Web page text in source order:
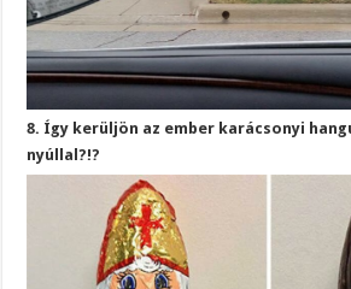
8. Így kerüljön az ember karácsonyi
nyúllal?!?